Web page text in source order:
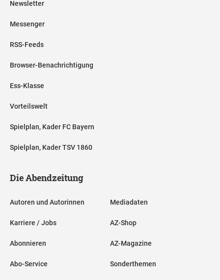
Newsletter
Messenger
RSS-Feeds
Browser-Benachrichtigung
Ess-Klasse
Vorteilswelt
Spielplan, Kader FC Bayern
Spielplan, Kader TSV 1860
Die Abendzeitung
Autoren und Autorinnen
Karriere / Jobs
Abonnieren
Abo-Service
Mediadaten
AZ-Shop
AZ-Magazine
Sonderthemen